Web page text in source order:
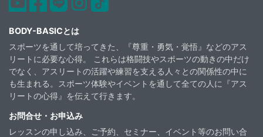
BODY-BASICとは
スポーツを通して培ってきた、『尊重・勇気・覚悟』などのアス
リートに必要な心得。 これらは格闘技やスポーツの動きの中だけ
でなく、アスリートの活躍や練習を支える人々との関係性の中に
も生まれる。スポーツ体験やイベントを通して全ての人に『アス
リートの心得』を伝えて行きます。
お問合せ・お申込み
レッスンの申し込み、ご予約、セミナー、イベント等のお問い合